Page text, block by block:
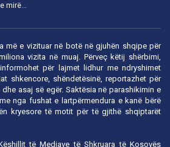
mirë...
më e vizituar në botë në gjuhën shqipe për
vizita në muaj. Përveç këtij shërbimi,
për lajmet lidhur me ndryshimet
shkencore, shëndetësinë, reportazhet për
asaj së egër. Saktësia në parashikimin e
nga fushat e lartpërmendura e kanë bërë
kryesore të motit për të gjithë shqiptarët
të Mediave të Shkruara të Kosovës